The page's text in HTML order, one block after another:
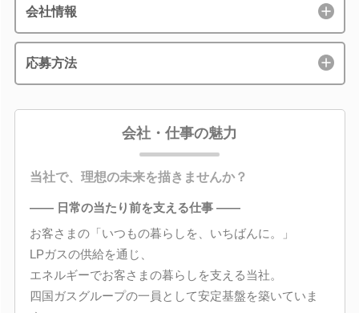
会社情報
応募方法
会社・仕事の魅力
当社で、理想の未来を描きませんか？
―― 日常の当たり前を支える仕事 ――
お客さまの「いつもの暮らしを、いちばんに。」
LPガスの供給を通じ、
エネルギーでお客さまの暮らしを支える当社。
四国ガスグループの一員として安定基盤を築いていま